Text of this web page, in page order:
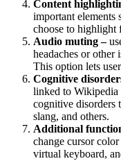
Content
important elements
choose to highlight
Audio muting –
headaches or other
This option lets
Cognitive
linked to
cognitive disorders
slang, and others.
Additional
change cursor
virtual keyboard,